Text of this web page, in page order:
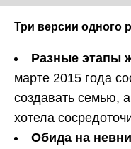
Три версии одного
Разные этапы
марте 2015 года
создавать семью,
хотела
Обида на